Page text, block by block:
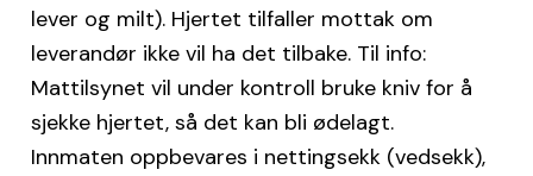
lever og milt). Hjertet tilfaller mottak om
leverandør ikke vil ha det tilbake. Til info:
Mattilsynet vil under kontroll bruke kniv for å
sjekke hjertet, så det kan bli ødelagt.
Innmaten oppbevares i nettingsekk (vedsekk),